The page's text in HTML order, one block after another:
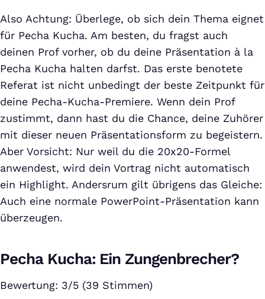
Also Achtung: Überlege, ob sich dein Thema eignet
für Pecha Kucha. Am besten, du fragst auch
deinen Prof vorher, ob du deine Präsentation à la
Pecha Kucha halten darfst. Das erste benotete
Referat ist nicht unbedingt der beste Zeitpunkt für
deine Pecha-Kucha-Premiere. Wenn dein Prof
zustimmt, dann hast du die Chance, deine Zuhörer
mit dieser neuen Präsentationsform zu begeistern.
Aber Vorsicht: Nur weil du die 20x20-Formel
anwendest, wird dein Vortrag nicht automatisch
ein Highlight. Andersrum gilt übrigens das Gleiche:
Auch eine normale PowerPoint-Präsentation kann
überzeugen.
Pecha Kucha: Ein Zungenbrecher?
Bewertung: 3/5 (39 Stimmen)